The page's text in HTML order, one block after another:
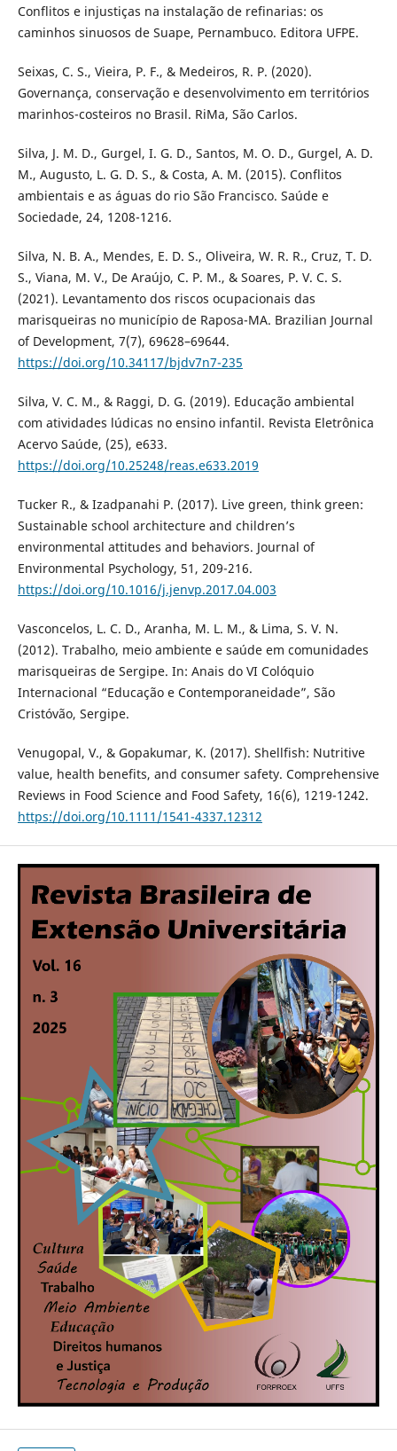
Conflitos e injustiças na instalação de refinarias: os
caminhos sinuosos de Suape, Pernambuco. Editora UFPE.
Seixas, C. S., Vieira, P. F., & Medeiros, R. P. (2020).
Governança, conservação e desenvolvimento em territórios
marinhos-costeiros no Brasil. RiMa, São Carlos.
Silva, J. M. D., Gurgel, I. G. D., Santos, M. O. D., Gurgel, A. D.
M., Augusto, L. G. D. S., & Costa, A. M. (2015). Conflitos
ambientais e as águas do rio São Francisco. Saúde e
Sociedade, 24, 1208-1216.
Silva, N. B. A., Mendes, E. D. S., Oliveira, W. R. R., Cruz, T. D.
S., Viana, M. V., De Araújo, C. P. M., & Soares, P. V. C. S.
(2021). Levantamento dos riscos ocupacionais das
marisqueiras no município de Raposa-MA. Brazilian Journal
of Development, 7(7), 69628–69644.
https://doi.org/10.34117/bjdv7n7-235
Silva, V. C. M., & Raggi, D. G. (2019). Educação ambiental
com atividades lúdicas no ensino infantil. Revista Eletrônica
Acervo Saúde, (25), e633.
https://doi.org/10.25248/reas.e633.2019
Tucker R., & Izadpanahi P. (2017). Live green, think green:
Sustainable school architecture and children’s
environmental attitudes and behaviors. Journal of
Environmental Psychology, 51, 209-216.
https://doi.org/10.1016/j.jenvp.2017.04.003
Vasconcelos, L. C. D., Aranha, M. L. M., & Lima, S. V. N.
(2012). Trabalho, meio ambiente e saúde em comunidades
marisqueiras de Sergipe. In: Anais do VI Colóquio
Internacional “Educação e Contemporaneidade”, São
Cristóvão, Sergipe.
Venugopal, V., & Gopakumar, K. (2017). Shellfish: Nutritive
value, health benefits, and consumer safety. Comprehensive
Reviews in Food Science and Food Safety, 16(6), 1219-1242.
https://doi.org/10.1111/1541-4337.12312